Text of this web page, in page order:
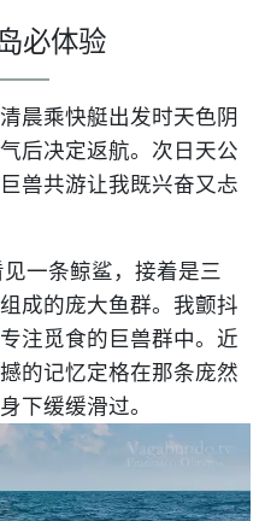
必体验
晨乘快艇出发时天色阴
后决定返航。次日天公
兽共游让我既兴奋又忐
一条鲸鲨，接着是三
成的庞大鱼群。我颤抖
注觅食的巨兽群中。近
的记忆定格在那条庞然
下缓缓滑过。